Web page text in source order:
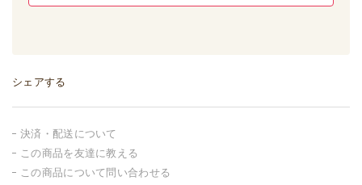
シェアする
決済・配送について
この商品を友達に教える
この商品について問い合わせる